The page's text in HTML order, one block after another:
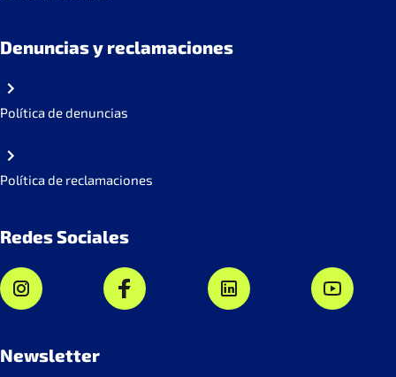
Denuncias y reclamaciones
Política de denuncias
Política de reclamaciones
Redes Sociales
Newsletter